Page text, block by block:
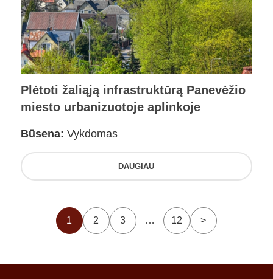
Plėtoti žaliąją infrastruktūrą Panevėžio
miesto urbanizuotoje aplinkoje
Būsena: Vykdomas
DAUGIAU
1 2 3 … 12 >